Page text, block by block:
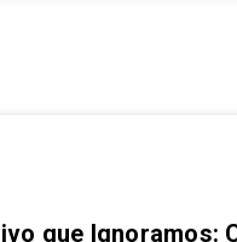
que Ignoramos: